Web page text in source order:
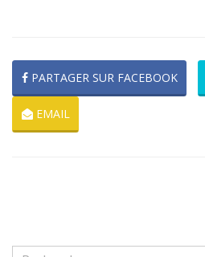
PARTAGER SUR FACEBOOK
EMAIL